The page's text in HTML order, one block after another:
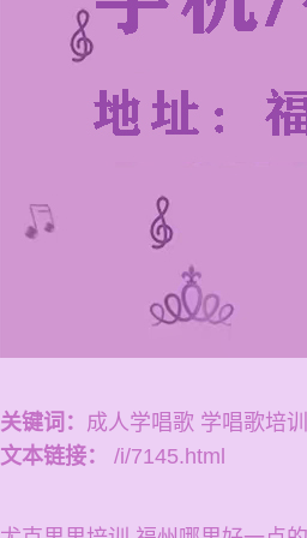
关键词： 成人学唱歌 学唱歌培训
文本链接：
/i/7145.html